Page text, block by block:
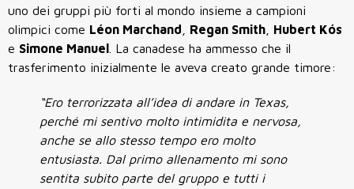
uno dei gruppi più forti al mondo insieme a campioni
olimpici come Léon Marchand Regan Smith
Hubert Kós
e Simone Manuel
. La canadese ha ammesso che il
trasferimento inizialmente le aveva creato grande timore:
“Ero terrorizzata all’idea di andare in Texas,
perché mi sentivo molto intimidita e nervosa,
anche se allo stesso tempo ero molto
entusiasta. Dal primo allenamento mi sono
sentita subito parte del gruppo e tutti i